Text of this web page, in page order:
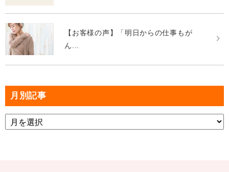
【お客様の声】「明日からの仕事もが
ん...
月別記事